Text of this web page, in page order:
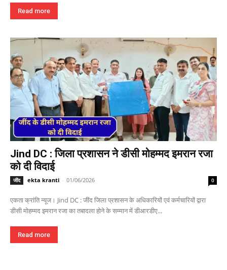
Read more
Jind DC : जिला प्रशासन ने डीसी मोहम्मद इमरान रजा
को दी विदाई
जींद ekta kranti - 01/06/2026 0
एकता क्रांति न्यूज। Jind DC : जींद जिला प्रशासन के अधिकारियों एवं कर्मचारियों द्वारा
डीसी मोहम्मद इमरान रजा का तबादला होने के सम्मान में डीआरडीए...
Read more